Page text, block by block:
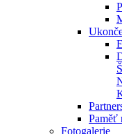
Paměť
Fotogalerie